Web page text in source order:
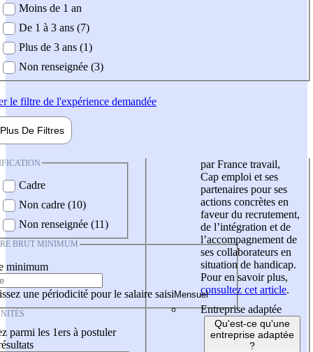
demandée
Moins de 1 an
De 1 à 3 ans (7)
Plus de 3 ans (1)
Non renseignée (3)
le filtre de l'expérience demandée
Plus De Filtres
Cadre
Non cadre (10)
Non renseignée (11)
BRUT MINIMUM
minimum
une périodicité pour le salaire saisi
parmi les 1ers à postuler
par France travail,
Cap emploi et ses
partenaires pour ses
actions concrètes en
faveur du recrutement,
de l’intégration et de
l’accompagnement de
ses collaborateurs en
situation de handicap.
Pour en savoir plus,
consultez cet article.
Entreprise adaptée
Qu'est-ce qu'une
entreprise adaptée
?